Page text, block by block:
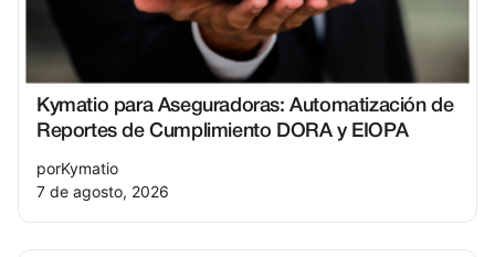
Kymatio para Aseguradoras: Automatización de
Reportes de Cumplimiento DORA y EIOPA
porKymatio
7 de agosto, 2026